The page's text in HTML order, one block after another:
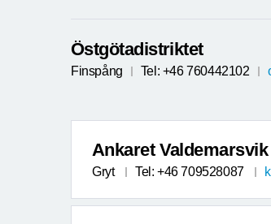
Östgötadistriktet
Finspång Tel: +46 760442102
Ankaret Valdemarsvik
Gryt Tel: +46 709528087